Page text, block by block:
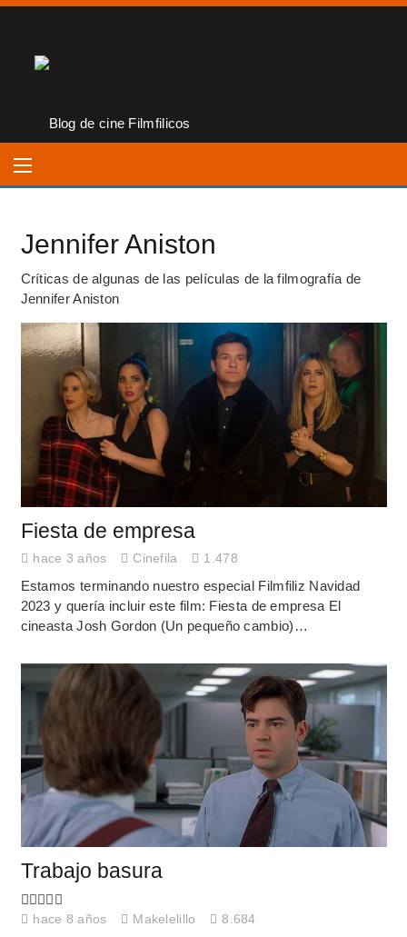
Jennifer Aniston
Críticas de algunas de las películas de la filmografía de
Jennifer Aniston
Fiesta de empresa
hace 3 años Cinefila 1.478
Estamos terminando nuestro especial Filmfiliz Navidad
2023 y quería incluir este film: Fiesta de empresa El
cineasta Josh Gordon (Un pequeño cambio)…
Trabajo basura
hace 8 años Makelelillo 8.684